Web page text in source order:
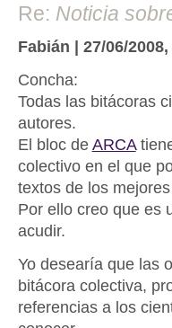
Re: Noticia
Fabián | 27/06/
Concha:
Todas las bitácoras
autores.
El bloc deARCA
colectivo en el que
textos de los
Por ello creo que es
acudir.
Yo desearía que las
bitácora colectiva,
referencias a los